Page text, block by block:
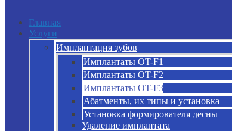
Главная
Услуги
Имплантация зубов
Имплантаты OT-F1
Имплантаты OT-F2
Имплантаты OT-F3
Абатменты, их типы и установка
Установка формирователя десны
Удаление имплантата